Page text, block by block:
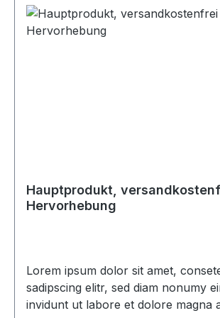
Hauptprodukt,
Hervorhebung
Lorem ipsum dolor sit amet,
sadipscing elitr, sed diam nonumy
invidunt ut labore et dolore magna